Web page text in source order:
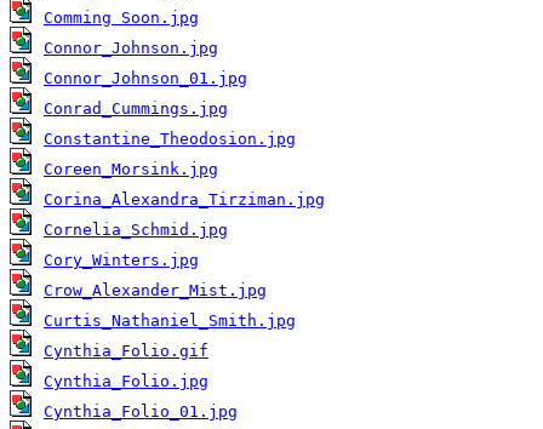
Comming Soon.jpg
Connor_Johnson.jpg
Connor_Johnson_01.jpg
Conrad_Cummings.jpg
Constantine_Theodosion.jpg
Coreen_Morsink.jpg
Corina_Alexandra_Tirziman.jpg
Cornelia_Schmid.jpg
Cory_Winters.jpg
Crow_Alexander_Mist.jpg
Curtis_Nathaniel_Smith.jpg
Cynthia_Folio.gif
Cynthia_Folio.jpg
Cynthia_Folio_01.jpg